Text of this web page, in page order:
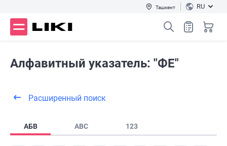
Ташкент RU
Алфавитный указатель: "ФЕ"
Расширенный поиск
АБВ ABC 123